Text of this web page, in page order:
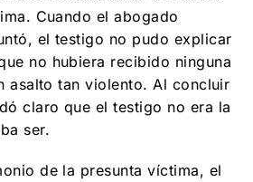
Cuando el abogado
el testigo no pudo explicar
no hubiera recibido ninguna
asalto tan violento. Al concluir
claro que el testigo no era la
ser.
de la presunta víctima, el